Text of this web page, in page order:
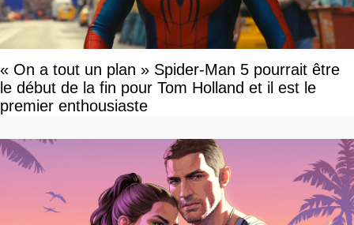
« On a tout un plan » Spider-Man 5 pourrait être
le début de la fin pour Tom Holland et il est le
premier enthousiaste